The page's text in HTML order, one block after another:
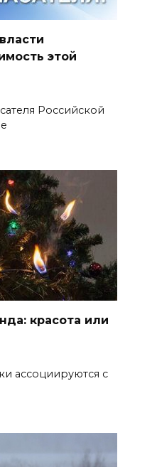
этой
Российской
красота или
ассоциируются с